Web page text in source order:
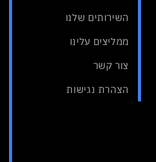
השירותים שלנו
ממליצים עלינו
צור קשר
הצהרת נגישות